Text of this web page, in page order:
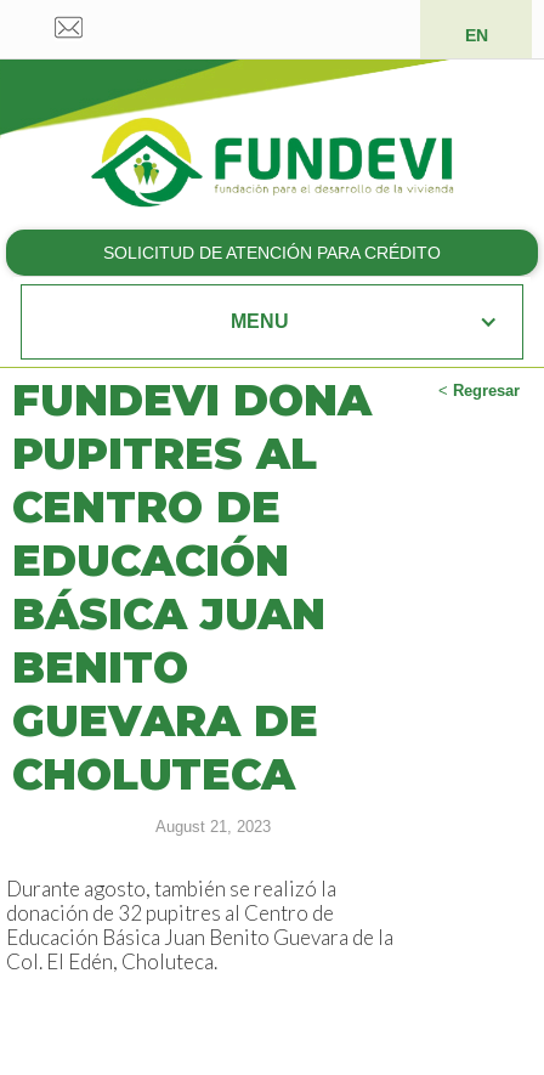
EN
SOLICITUD DE ATENCIÓN PARA CRÉDITO
MENU
< Regresar
FUNDEVI DONA
PUPITRES AL
CENTRO DE
EDUCACIÓN
BÁSICA JUAN
BENITO
GUEVARA DE
CHOLUTECA
August 21, 2023
Durante agosto, también se realizó la
donación de 32 pupitres al Centro de
Educación Básica Juan Benito Guevara de la
Col. El Edén, Choluteca.